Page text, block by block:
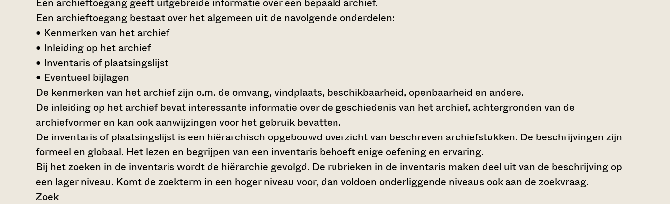
Een archieftoegang geeft uitgebreide informatie over een bepaald archief.
Een archieftoegang bestaat over het algemeen uit de navolgende onderdelen:
• Kenmerken van het archief
• Inleiding op het archief
• Inventaris of plaatsingslijst
• Eventueel bijlagen
De kenmerken van het archief zijn o.m. de omvang, vindplaats, beschikbaarheid, openbaarheid en andere.
De inleiding op het archief bevat interessante informatie over de geschiedenis van het archief, achtergronden van de
archiefvormer en kan ook aanwijzingen voor het gebruik bevatten.
De inventaris of plaatsingslijst is een hiërarchisch opgebouwd overzicht van beschreven archiefstukken. De beschrijvingen zijn
formeel en globaal. Het lezen en begrijpen van een inventaris behoeft enige oefening en ervaring.
Bij het zoeken in de inventaris wordt de hiërarchie gevolgd. De rubrieken in de inventaris maken deel uit van de beschrijving op
een lager niveau. Komt de zoekterm in een hoger niveau voor, dan voldoen onderliggende niveaus ook aan de zoekvraag.
Zoek